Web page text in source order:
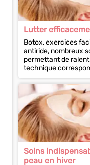
Lutter
Botox, exercices
antiride, nombreux
permettant de
technique
spécifique. Une
Soins
peau en hiver